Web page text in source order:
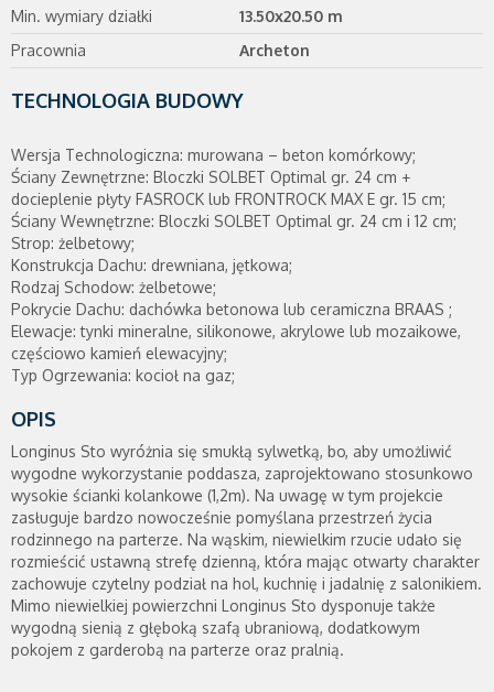
Min. wymiary działki
13.50x20.50 m
Pracownia
Archeton
TECHNOLOGIA BUDOWY
Wersja Technologiczna: murowana – beton komórkowy;
Ściany Zewnętrzne: Bloczki SOLBET Optimal gr. 24 cm +
docieplenie płyty FASROCK lub FRONTROCK MAX E gr. 15 cm;
Ściany Wewnętrzne: Bloczki SOLBET Optimal gr. 24 cm i 12 cm;
Strop: żelbetowy;
Konstrukcja Dachu: drewniana, jętkowa;
Rodzaj Schodow: żelbetowe;
Pokrycie Dachu: dachówka betonowa lub ceramiczna BRAAS ;
Elewacje: tynki mineralne, silikonowe, akrylowe lub mozaikowe,
częściowo kamień elewacyjny;
Typ Ogrzewania: kocioł na gaz;
OPIS
Longinus Sto wyróżnia się smukłą sylwetką, bo, aby umożliwić
wygodne wykorzystanie poddasza, zaprojektowano stosunkowo
wysokie ścianki kolankowe (1,2m). Na uwagę w tym projekcie
zasługuje bardzo nowocześnie pomyślana przestrzeń życia
rodzinnego na parterze. Na wąskim, niewielkim rzucie udało się
rozmieścić ustawną strefę dzienną, która mając otwarty charakter
zachowuje czytelny podział na hol, kuchnię i jadalnię z salonikiem.
Mimo niewielkiej powierzchni Longinus Sto dysponuje także
wygodną sienią z głęboką szafą ubraniową, dodatkowym
pokojem z garderobą na parterze oraz pralnią.